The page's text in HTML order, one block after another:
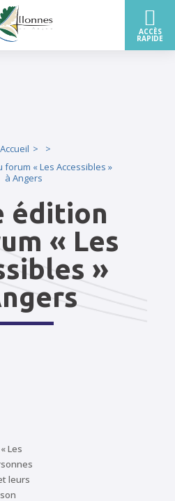
d’outils
Accueil
« Les Accessibles »
à Angers
édition
« Les
»
Les
leurs